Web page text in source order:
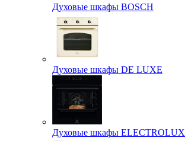
Духовые шкафы BOSCH
Духовые шкафы DE LUXE
Духовые шкафы ELECTROLUX